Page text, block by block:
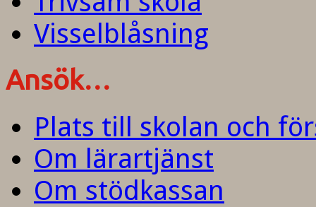
Visselblåsning
Ansök…
Plats till skolan och
Om lärartjänst
Om stödkassan